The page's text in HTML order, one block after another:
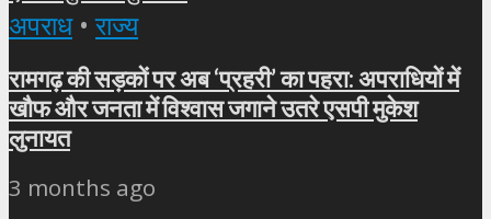
अपराध • राज्य
रामगढ़ की सड़कों पर अब ‘प्रहरी’ का पहरा: अपराधियों में
खौफ और जनता में विश्वास जगाने उतरे एसपी मुकेश
लुनायत
3 months ago